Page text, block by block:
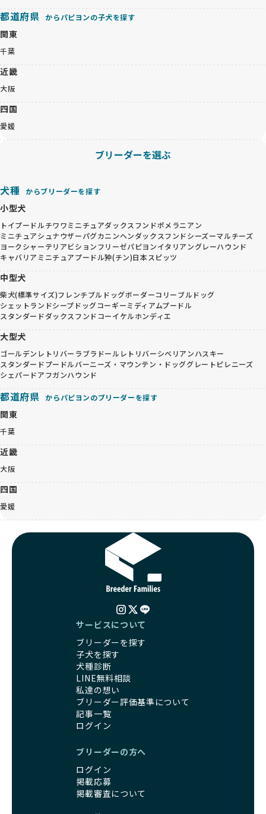
都道府県 からパピヨンの子犬を探す
関東
千葉
近畿
大阪
四国
愛媛
ブリーダーを選ぶ
犬種 からブリーダーを探す
小型犬
トイプードルチワワミニチュアダックスフンドポメラニアン
ミニチュアシュナウザーパグカニンヘンダックスフンドシーズーマルチーズ
ヨークシャーテリアビションフリーゼパピヨンイタリアングレーハウンド
キャバリア ミニチュアプードル狆(チン)日本スピッツ
中型犬
柴犬(標準サイズ)フレンチブルドッグボーダーコリーブルドッグ
シェットランドシープドッグコーギーミディアムプードル
スタンダードダックスフンドコーイケルホンディエ
大型犬
ゴールデンレトリバー ラブラドールレトリバーシベリアンハスキー
スタンダードプードルバーニーズ・マウンテン・ドッググレートピレニーズ
シェパードアフガンハウンド
都道府県 からパピヨンのブリーダーを探す
関東
千葉
近畿
大阪
四国
愛媛
サービスについて
ブリーダーを探す
子犬を探す
犬種診断
LINE無料相談
私達の想い
ブリーダー評価基準について
記事一覧
ログイン
ブリーダーの方へ
ログイン
掲載応募
掲載審査について